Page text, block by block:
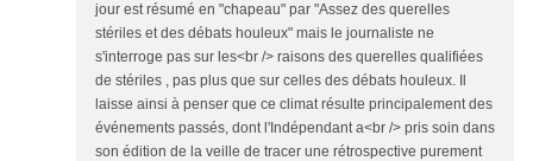
jour est résumé en "chapeau" par "Assez des querelles
stériles et des débats houleux" mais le journaliste ne
s'interroge pas sur les<br /> raisons des querelles qualifiées
de stériles , pas plus que sur celles des débats houleux. Il
laisse ainsi à penser que ce climat résulte principalement des
événements passés, dont l'Indépendant a<br /> pris soin dans
son édition de la veille de tracer une rétrospective purement